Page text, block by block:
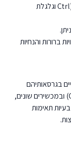
הגופנים באמצעות פונקציונליות הדפדפן (Ctrl וגלגלת
ברורות והנחיות
בגרסאותיהם
העדכניות (Google Chrome, Mozilla Firefox) ובמכשירים שונים,
תאימות